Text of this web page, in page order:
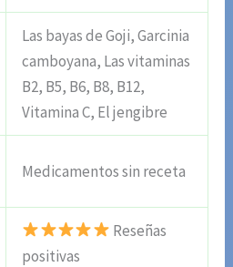
Las bayas de Goji, Garcinia
camboyana, Las vitaminas
B2, B5, B6, B8, B12,
Vitamina C, El jengibre
Medicamentos sin receta
Reseñas
positivas